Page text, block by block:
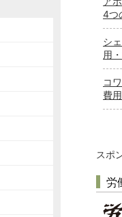
4つ
シ
用
コ
費
スポ
労